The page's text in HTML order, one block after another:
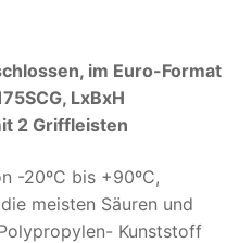
im Euro-Format
LxBxH
2 Griffleisten
-20ºC bis +90ºC,
meisten Säuren und
Kunststoff